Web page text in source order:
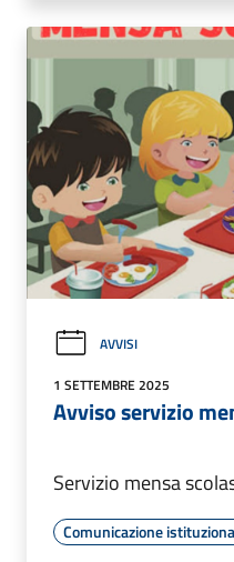
AVVISI
1 SETTEMBRE 2025
Avviso servizio
Servizio mensa
Comunicazione